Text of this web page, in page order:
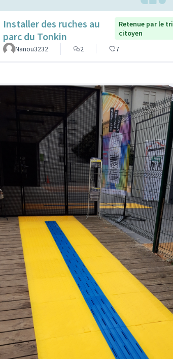
Installer des ruches au
parc du Tonkin
Retenue par le tri
citoyen
Nanou3232
2 7